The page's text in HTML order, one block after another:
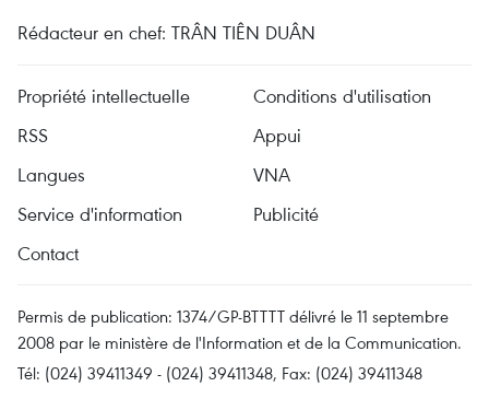
Rédacteur en chef: TRÂN TIÊN DUÂN
Propriété intellectuelle
Conditions d'utilisation
RSS
Appui
Langues
VNA
Service d'information
Publicité
Contact
Permis de publication: 1374/GP-BTTTT délivré le 11 septembre
2008 par le ministère de l'Information et de la Communication.
Tél: (024) 39411349 - (024) 39411348, Fax: (024) 39411348